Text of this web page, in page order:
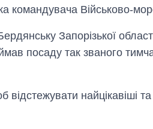
командувача Військово-
Запорізької
посаду так званого
відстежувати найцікавіші